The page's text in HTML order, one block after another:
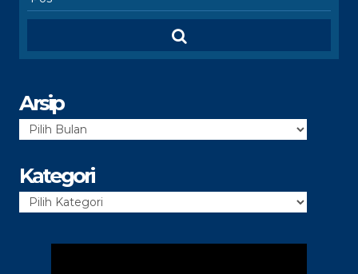
Arsip
Arsip
Kategori
Kategori